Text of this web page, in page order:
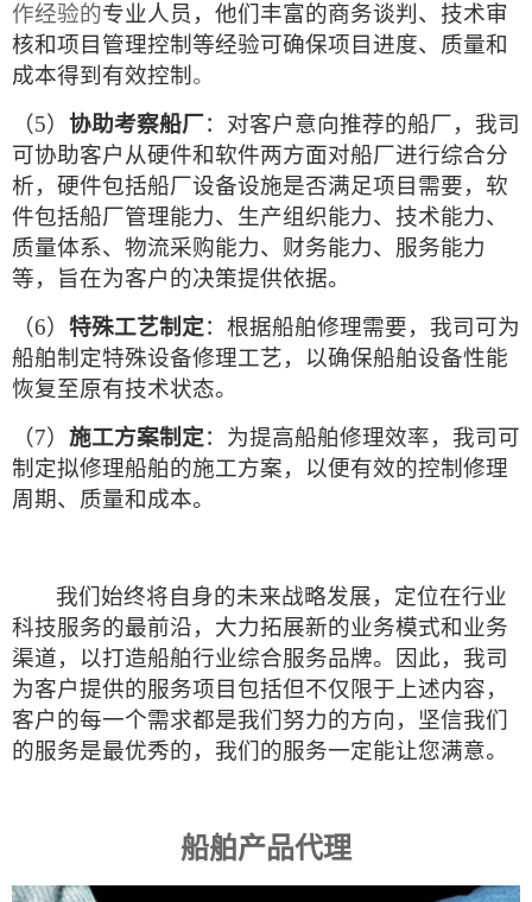
作经验的专业人员，他们丰富的商务谈判、技术审
核和项目管理控制等经验可确保项目进度、质量和
成本得到有效控制 。
（5） 协助考察船厂：对客户意向推荐的船厂，我司
可协助客户从硬件和软件两方面对船厂进行综合分
析，硬件包括船厂设备设施是否满足项目需要，软
件包括船厂管理能力、生产组织能力、技术能力、
质量体系、物流采购能力、财务能力、服务能力
等，旨在为客户的决策提供依据。
（6） 特殊工艺制定：根据船舶修理需要，我司可为
船舶制定特殊设备修理工艺，以确保船舶设备性能
恢复至原有技术状态。
（7） 施工方案制定：为提高船舶修理效率，我司可
制定拟修理船舶的施工方案，以便有效的控制修理
周期、质量和成本。
我们始终将自身的未来战略发展，定位在行业
科技服务的最前沿，大力拓展新的业务模式和业务
渠道，以打造船舶行业综合服务品牌。因此，我司
为客户提供的服务项目包括但不仅限于上述内容，
客户的每一个需求都是我们努力的方向，坚信我们
的服务是最优秀的，我们的服务一定能让您满意。
船舶产品代理